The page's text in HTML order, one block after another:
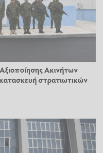
Ακινήτων
στρατιωτικών